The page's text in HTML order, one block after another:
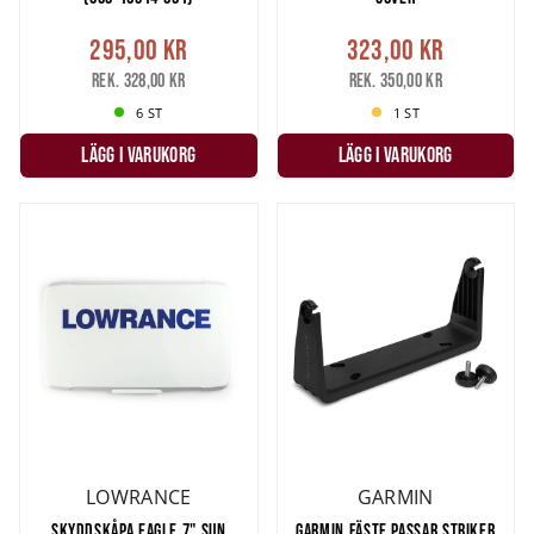
295,00 kr
Rek. 328,00 kr
6 ST
LÄGG I VARUKORG
323,00 kr
Rek. 350,00 kr
1 ST
LÄGG I VARUKORG
LOWRANCE GARMIN